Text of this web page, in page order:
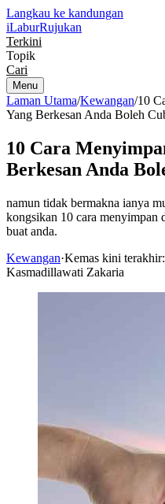
Langkau ke kandungan
iLaburRujukan
Terkini
Topik
Cari
Menu
Laman Utama/Kewangan/10
Yang Berkesan Anda Boleh
10 Cara
Berkesan Anda
namun tidak bermakna ianya
kongsikan 10 cara menyimpan
buat anda.
Kewangan·Kemas kini
Kasmadillawati Zakaria